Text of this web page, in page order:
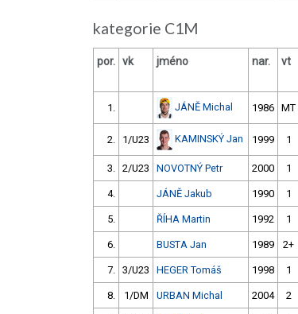
kategorie C1M
por. vk jméno nar. vt
1. JÁNĚ Michal 1986 MT
2. 1/U23 KAMINSKÝ Jan 1999 1
3. 2/U23 NOVOTNÝ Petr 2000 1
4. JÁNĚ Jakub 1990 1
5. ŘÍHA Martin 1992 1
6. BUSTA Jan 1989 2+
7. 3/U23 HEGER Tomáš 1998 1
8. 1/DM URBAN Michal 2004 2